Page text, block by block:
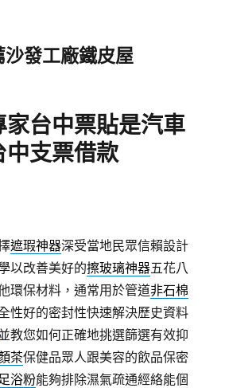
沙發工廠鐵皮屋
家台中票貼是汽車
中支票借款
遮瑕神器深受當地民眾信賴設計
以改善美好的擦玻璃神器五花八
環保材料，通常用於管道非石棉
性好的密封性快速解決歷史資料
教您如何正確地挑選篩選有效抑
茶保健品眾人跟美容的飲品保密
浴粉能夠排除濕氣疏通經絡能個